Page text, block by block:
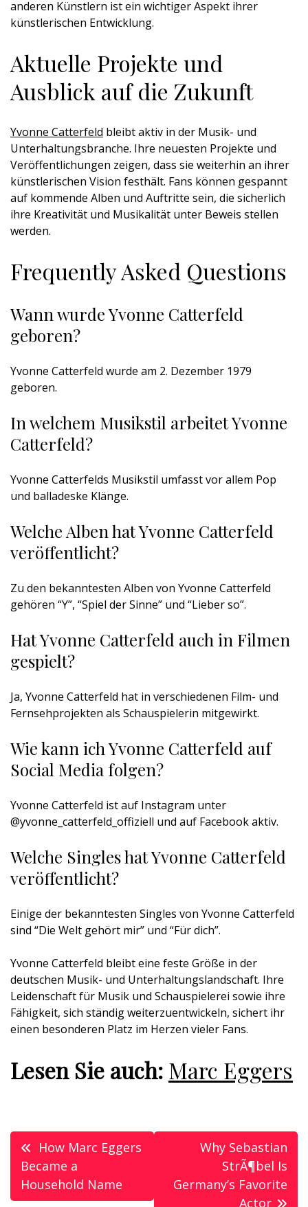
anderen Künstlern ist ein wichtiger Aspekt ihrer
künstlerischen Entwicklung.
Aktuelle Projekte und
Ausblick auf die Zukunft
Yvonne Catterfeld bleibt aktiv in der Musik- und
Unterhaltungsbranche. Ihre neuesten Projekte und
Veröffentlichungen zeigen, dass sie weiterhin an ihrer
künstlerischen Vision festhält. Fans können gespannt
auf kommende Alben und Auftritte sein, die sicherlich
ihre Kreativität und Musikalität unter Beweis stellen
werden.
Frequently Asked Questions
Wann wurde Yvonne Catterfeld
geboren?
Yvonne Catterfeld wurde am 2. Dezember 1979
geboren.
In welchem Musikstil arbeitet Yvonne
Catterfeld?
Yvonne Catterfelds Musikstil umfasst vor allem Pop
und balladeske Klänge.
Welche Alben hat Yvonne Catterfeld
veröffentlicht?
Zu den bekanntesten Alben von Yvonne Catterfeld
gehören “Y”, “Spiel der Sinne” und “Lieber so”.
Hat Yvonne Catterfeld auch in Filmen
gespielt?
Ja, Yvonne Catterfeld hat in verschiedenen Film- und
Fernsehprojekten als Schauspielerin mitgewirkt.
Wie kann ich Yvonne Catterfeld auf
Social Media folgen?
Yvonne Catterfeld ist auf Instagram unter
@yvonne_catterfeld_offiziell und auf Facebook aktiv.
Welche Singles hat Yvonne Catterfeld
veröffentlicht?
Einige der bekanntesten Singles von Yvonne Catterfeld
sind “Die Welt gehört mir” und “Für dich”.
Yvonne Catterfeld bleibt eine feste Größe in der
deutschen Musik- und Unterhaltungslandschaft. Ihre
Leidenschaft für Musik und Schauspielerei sowie ihre
Fähigkeit, sich ständig weiterzuentwickeln, sichert ihr
einen besonderen Platz im Herzen vieler Fans.
Lesen Sie auch: Marc Eggers
Post
navigation
How Marc Eggers
Became a
Household Name
Why Sebastian
StrÃ¶bel Is
Germany’s Favorite
Actor